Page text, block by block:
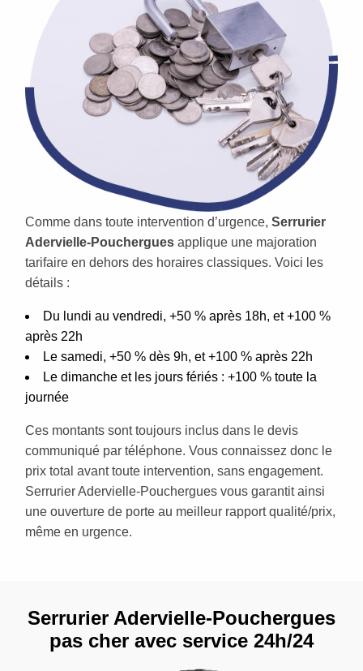
Comme dans toute intervention d’urgence, Serrurier
Adervielle-Pouchergues applique une majoration
tarifaire en dehors des horaires classiques. Voici les
détails :
Du lundi au vendredi, +50 % après 18h, et +100 %
après 22h
Le samedi, +50 % dès 9h, et +100 % après 22h
Le dimanche et les jours fériés : +100 % toute la
journée
Ces montants sont toujours inclus dans le devis
communiqué par téléphone. Vous connaissez donc le
prix total avant toute intervention, sans engagement.
Serrurier Adervielle-Pouchergues vous garantit ainsi
une ouverture de porte au meilleur rapport qualité/prix,
même en urgence.
Serrurier Adervielle-Pouchergues
pas cher avec service 24h/24